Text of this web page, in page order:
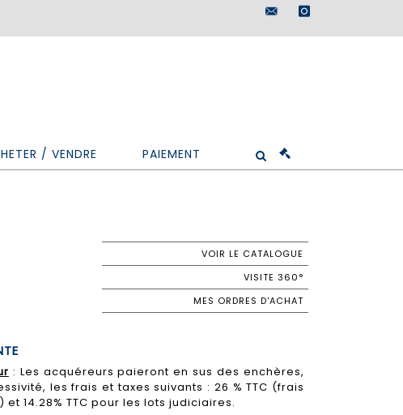
instagram
/ VENDRE PAIEMENT
VOIR LE CATALOGUE
VISITE 360°
MES ORDRES D'ACHAT
: Les acquéreurs paieront en sus des enchères,
les frais et taxes suivants : 26 % TTC (frais
et 14.28% TTC pour les lots judiciaires.